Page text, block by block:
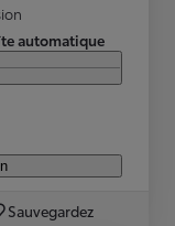
automatique
Sauvegardez